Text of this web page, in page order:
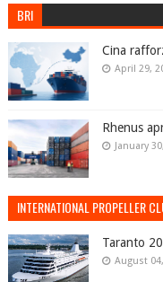
BRI
Cina
April 29,
Rhenus
January
INTERNATIONAL PROPELLER
Taranto
August